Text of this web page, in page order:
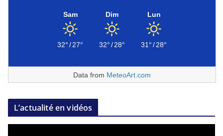
Sam
32°/27°
Dim
32°/28°
Lun
31°/28°
Data from MeteoArt.com
L’actualité en vidéos